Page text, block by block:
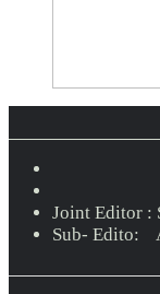
Joint Editor :
Sub- Edito: